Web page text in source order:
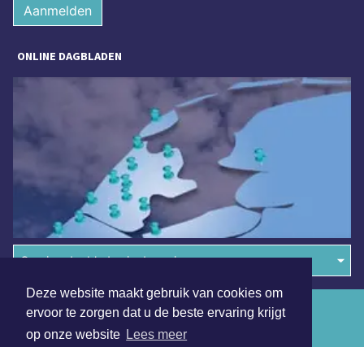
Deze website maakt gebruik van cookies om
ervoor te zorgen dat u de beste ervaring krijgt
op onze website Lees meer
Aanmelden
ONLINE DAGBLADEN
Overige dagbladen in de regio
Algemene voorwaarden
Disclaimer